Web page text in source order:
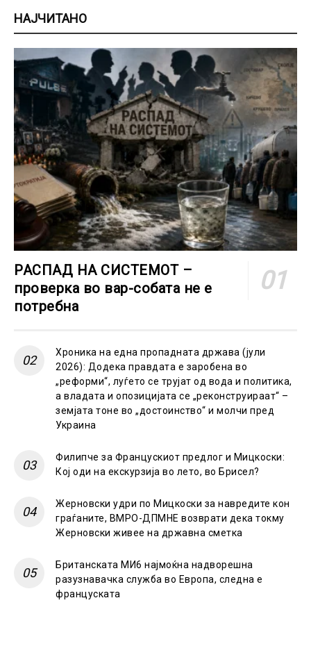
НАЈЧИТАНО
РАСПАД НА СИСТЕМОТ –
проверка во вар-собата не е
потребна
Хроника на една пропадната држава (јули
2026): Додека правдата е заробена во
„реформи“, луѓето се трујат од вода и политика,
а владата и опозицијата се „реконструираат“ –
земјата тоне во „достоинство“ и молчи пред
Украина
Филипче за Францускиот предлог и Мицкоски:
Кој оди на екскурзија во лето, во Брисел?
Жерновски удри по Мицкоски за навредите кон
граѓаните, ВМРО-ДПМНЕ возврати дека токму
Жерновски живее на државна сметка
Британската МИ6 најмоќна надворешна
разузнавачка служба во Европа, следна е
француската